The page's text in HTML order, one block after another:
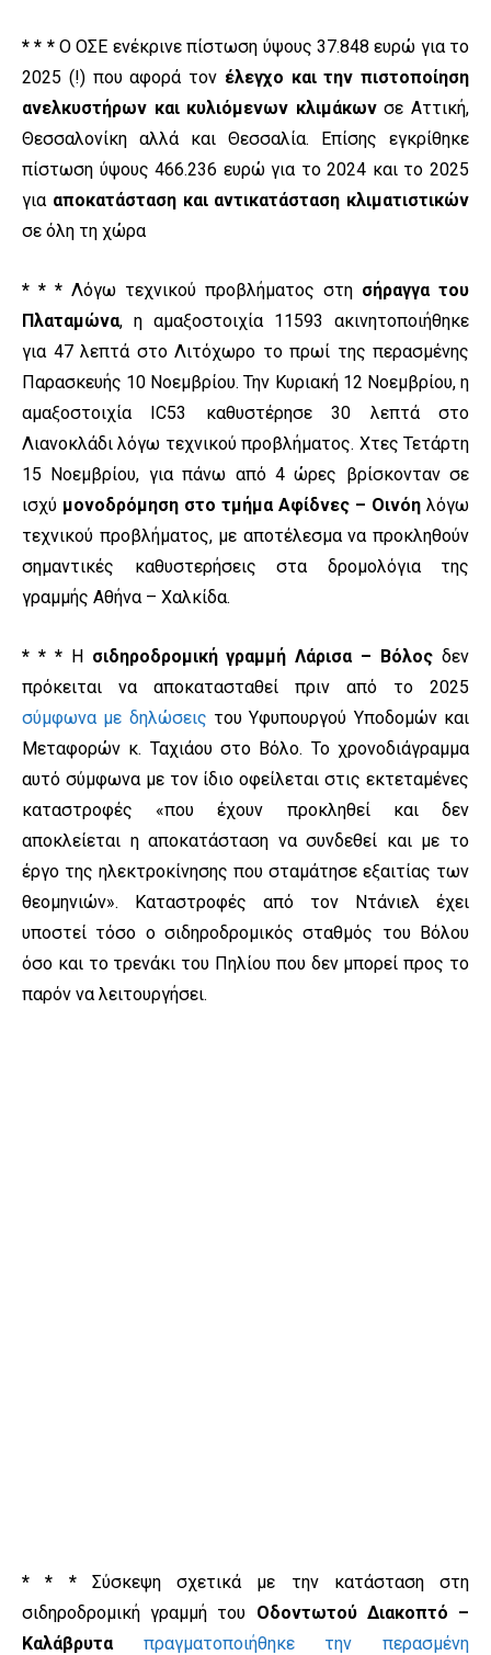
* * *Ο ΟΣΕ ενέκρινε πίστωση ύψους 37.848 ευρώ για το
2025 (!) που αφορά τον έλεγχο και την πιστοποίηση
ανελκυστήρων και κυλιόμενων κλιμάκωνσε Αττική,
Θεσσαλονίκη αλλά και Θεσσαλία. Επίσης εγκρίθηκε
πίστωση ύψους 466.236 ευρώ για το 2024 και το 2025
για αποκατάσταση και αντικατάσταση κλιματιστικών
σε όλη τη χώρα
* * * Λόγω τεχνικού προβλήματος στη σήραγγα του
Πλαταμώνα, η αμαξοστοιχία 11593 ακινητοποιήθηκε
για 47 λεπτά στο Λιτόχωρο το πρωί της περασμένης
Παρασκευής 10 Νοεμβρίου. Την Κυριακή 12 Νοεμβρίου, η
αμαξοστοιχία IC53 καθυστέρησε 30 λεπτά στο
Λιανοκλάδι λόγω τεχνικού προβλήματος. Χτες Τετάρτη
15 Νοεμβρίου, για πάνω από 4 ώρες βρίσκονταν σε
ισχύ μονοδρόμηση στο τμήμα Αφίδνες – Οινόη λόγω
τεχνικού προβλήματος, με αποτέλεσμα να προκληθούν
σημαντικές καθυστερήσεις στα δρομολόγια της
γραμμής Αθήνα – Χαλκίδα.
* * *Η σιδηροδρομική γραμμή Λάρισα – Βόλος δεν
πρόκειται να αποκατασταθεί πριν από το 2025
σύμφωνα με δηλώσεις του Υφυπουργού Υποδομών και
Μεταφορών κ. Ταχιάου στο Βόλο. Το χρονοδιάγραμμα
αυτό σύμφωνα με τον ίδιο οφείλεται στις εκτεταμένες
καταστροφές «που έχουν προκληθεί και δεν
αποκλείεται η αποκατάσταση να συνδεθεί και με το
έργο της ηλεκτροκίνησης που σταμάτησε εξαιτίας των
θεομηνιών». Καταστροφές από τον Ντάνιελ έχει
υποστεί τόσο ο σιδηροδρομικός σταθμός του Βόλου
όσο και το τρενάκι του Πηλίου που δεν μπορεί προς το
παρόν να λειτουργήσει.
* * *Σύσκεψη σχετικά με την κατάσταση στη
σιδηροδρομική γραμμή του Οδοντωτού Διακοπτό –
Καλάβρυτα
πραγματοποιήθηκε την περασμένη